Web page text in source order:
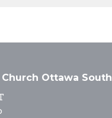
Ottawa South